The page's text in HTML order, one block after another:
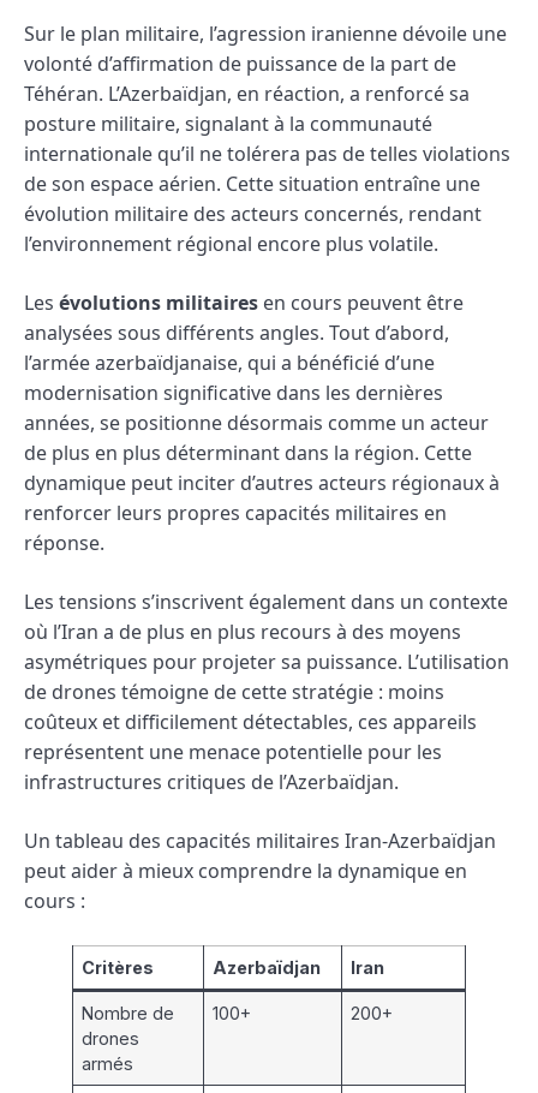
Sur le plan militaire, l’agression iranienne dévoile une
volonté d’affirmation de puissance de la part de
Téhéran. L’Azerbaïdjan, en réaction, a renforcé sa
posture militaire, signalant à la communauté
internationale qu’il ne tolérera pas de telles violations
de son espace aérien. Cette situation entraîne une
évolution militaire des acteurs concernés, rendant
l’environnement régional encore plus volatile.
Les évolutions militaires en cours peuvent être
analysées sous différents angles. Tout d’abord,
l’armée azerbaïdjanaise, qui a bénéficié d’une
modernisation significative dans les dernières
années, se positionne désormais comme un acteur
de plus en plus déterminant dans la région. Cette
dynamique peut inciter d’autres acteurs régionaux à
renforcer leurs propres capacités militaires en
réponse.
Les tensions s’inscrivent également dans un contexte
où l’Iran a de plus en plus recours à des moyens
asymétriques pour projeter sa puissance. L’utilisation
de drones témoigne de cette stratégie : moins
coûteux et difficilement détectables, ces appareils
représentent une menace potentielle pour les
infrastructures critiques de l’Azerbaïdjan.
Un tableau des capacités militaires Iran-Azerbaïdjan
peut aider à mieux comprendre la dynamique en
cours :
Critères Azerbaïdjan Iran
Nombre de
drones
armés
100+ 200+